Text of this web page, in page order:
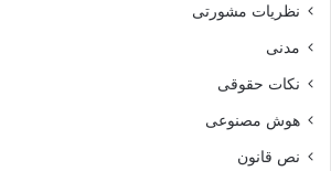
نظریات مشورتی
مدنی
نکات حقوقی
هوش مصنوعی
نص قانون